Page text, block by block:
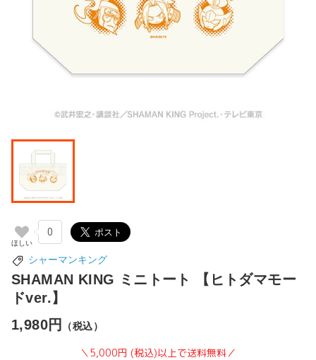
0
シャーマンキング
SHAMAN KING ミニトート 【ヒトダマモー
ドver.】
1,980円
（税込）
＼5,000円 (税込)以上で送料無料／